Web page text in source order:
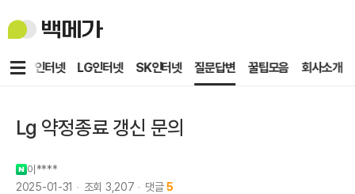
백
메
KT인터넷 LG인터넷 SK인터넷 질문답변 꿀팁모음 회사소개
메
Lg 약정종료 갱신 문의
이****
2025-01-31
조회 3,207 댓글 5